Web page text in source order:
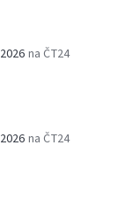
na ČT24
na ČT24